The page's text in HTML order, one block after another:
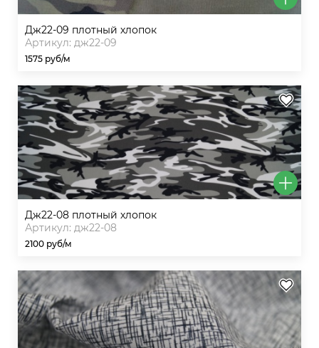
дж22-09 плотный хлопок
Артикул: дж22-09
1575 руб/м
дж22-08 плотный хлопок
Артикул: дж22-08
2100 руб/м